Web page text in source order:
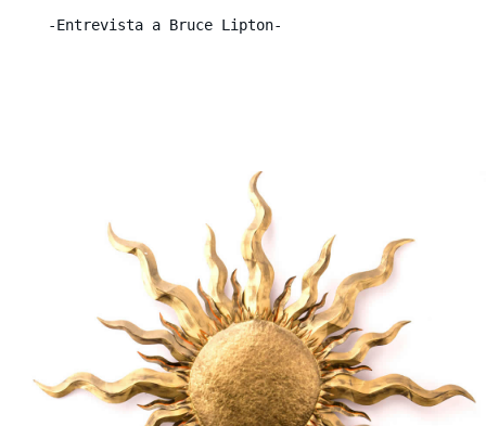
-Entrevista a Bruce Lipton-